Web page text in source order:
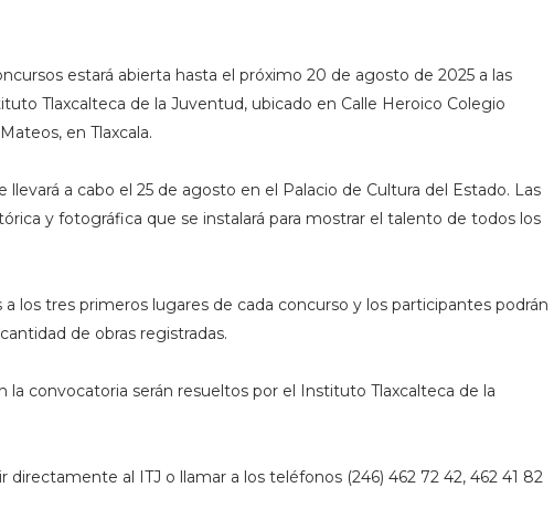
estará abierta hasta el próximo 20 de agosto de 2025 a las
Tlaxcalteca de la Juventud, ubicado en Calle Heroico Colegio
en Tlaxcala.
a cabo el 25 de agosto en el Palacio de Cultura del Estado. Las
y fotográfica que se instalará para mostrar el talento de todos los
los tres primeros lugares de cada concurso y los participantes podrán
de obras registradas.
la convocatoria serán resueltos por el Instituto Tlaxcalteca de la
directamente al ITJ o llamar a los teléfonos (246) 462 72 42, 462 41 82